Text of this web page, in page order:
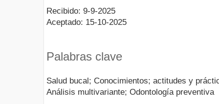
Recibido: 9-9-2025
Aceptado: 15-10-2025
Palabras clave
Salud bucal; Conocimientos; actitudes y
Análisis multivariante; Odontología preventiva